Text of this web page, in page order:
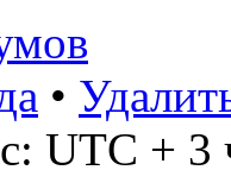
•
UTC + 3